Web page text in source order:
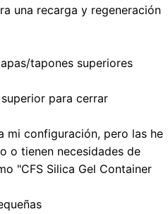
una recarga y regeneración
tapones superiores
para cerrar
mi configuración, pero las he
o tienen necesidades de
"CFS Silica Gel Container